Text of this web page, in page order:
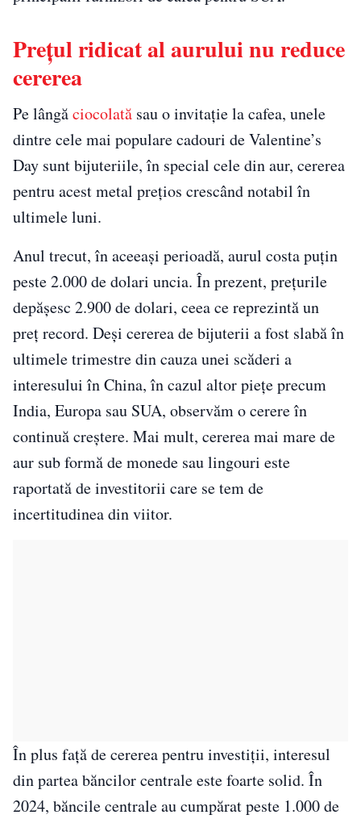
Prețul ridicat al aurului nu reduce
cererea
Pe lângăciocolată sau o invitație la cafea, unele
dintre cele mai populare cadouri de Valentine’s
Day sunt bijuteriile, în special cele din aur, cererea
pentru acest metal prețios crescând notabil în
ultimele luni.
Anul trecut, în aceeași perioadă, aurul costa puțin
peste 2.000 de dolari uncia. În prezent, prețurile
depășesc 2.900 de dolari, ceea ce reprezintă un
preț record. Deși cererea de bijuterii a fost slabă în
ultimele trimestre din cauza unei scăderi a
interesului în China, în cazul altor piețe precum
India, Europa sau SUA, observăm o cerere în
continuă creștere. Mai mult, cererea mai mare de
aur sub formă de monede sau lingouri este
raportată de investitorii care se tem de
incertitudinea din viitor.
În plus față de cererea pentru investiții, interesul
din partea băncilor centrale este foarte solid. În
2024, băncile centrale au cumpărat peste 1.000 de